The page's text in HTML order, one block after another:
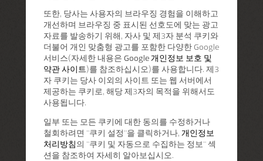
또한, 당사는 사용자의 브라우징 경험을 이해하고
개선하며 브라우징 중 표시된 선호도에 맞는 광고
자료를 발송하기 위해, 자사 및 제3자 분석 쿠키와
더불어 개인 맞춤형 광고를 포함한 다양한 Google
서비스(자세한 내용은 Google 개인정보 보호 및
약관 사이트)를 참조하십시오)를 사용합니다. 제3
자 쿠키는 당사 이외의 사이트 또는 웹 서버에서
제공하는 쿠키로, 해당 제3자의 목적을 위해서도
사용됩니다.
일부 또는 모든 쿠키에 대한 동의를 수정하거나
철회하려면 "쿠키 설정"을 클릭하거나, 개인정보
처리방침의 "쿠키 및 자동으로 수집하는 정보" 섹
션을 참조하여 자세히 알아보십시오.